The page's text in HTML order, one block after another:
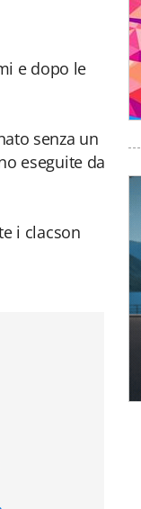
e dopo le
senza un
eseguite da
i clacson